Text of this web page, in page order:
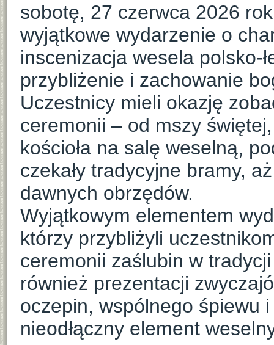
sobotę, 27 czerwca 2026
wyjątkowe wydarzenie o
inscenizacja wesela polsko-
przybliżenie i zachowanie
Uczestnicy mieli okazję
ceremonii – od mszy
kościoła na salę weselną,
czekały tradycyjne bramy,
dawnych obrzędów.
Wyjątkowym elementem
którzy przybliżyli
ceremonii zaślubin w
również prezentacji
oczepin, wspólnego śpiewu
nieodłączny element